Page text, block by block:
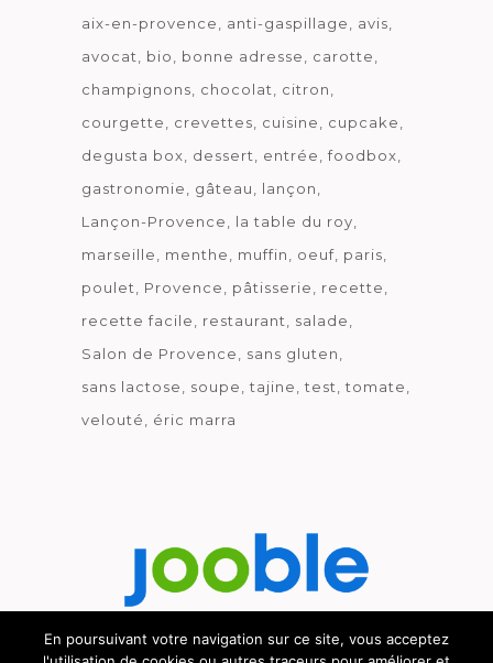
aix-en-provence
anti-gaspillage
avis
avocat
bio bonne adresse
carotte
champignons
chocolat
citron
courgette
crevettes cuisine
cupcake
degusta box
dessert entrée
foodbox
gastronomie
gâteau
lançon
Lançon-Provence
la table du roy
marseille
menthe muffin oeuf paris
poulet
Provence pâtisserie
recette
recette facile
restaurant
salade
Salon de Provence
sans gluten
sans lactose
soupe tajine test
tomate
velouté
éric marra
En poursuivant votre navigation sur ce site, vous acceptez